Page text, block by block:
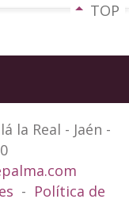
TOP
la Real - Jaén -
- Política de